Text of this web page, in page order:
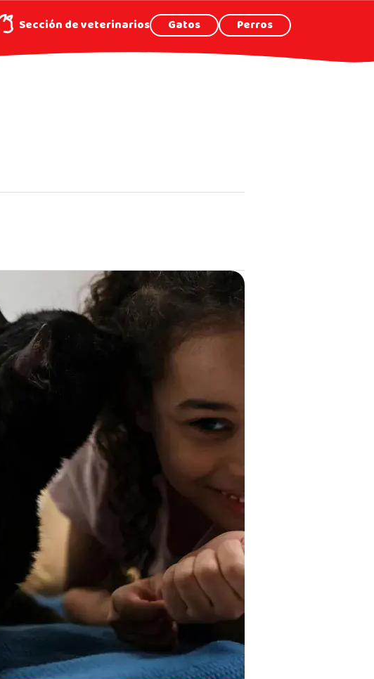
Sección de veterinarios Gatos Perros